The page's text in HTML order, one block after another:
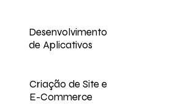
Desenvolvimento
de Aplicativos
Criação de Site e
E-Commerce